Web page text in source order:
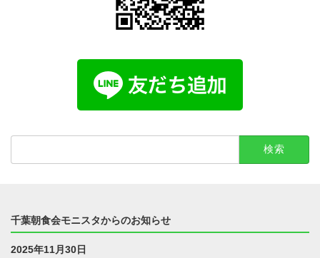
検
千葉朝食会モニスタからのお知らせ
2025年11月30日